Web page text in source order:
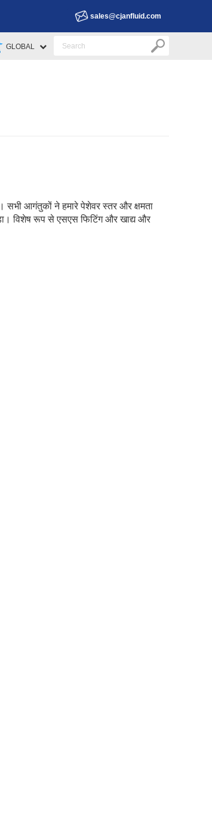
sales@cjanfluid.com
GLOBAL
आगंतुकों ने हमारे पेशेवर स्तर और क्षमता
पड़ा। विशेष रूप से एसएस फिटिंग और खाद्य और